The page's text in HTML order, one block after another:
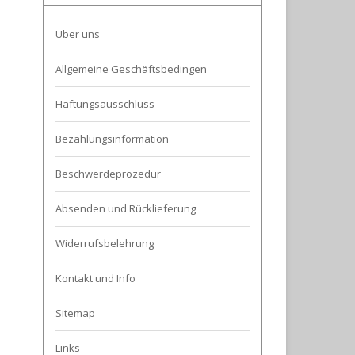
Über uns
Allgemeine Geschäftsbedingen
Haftungsausschluss
Bezahlungsinformation
Beschwerdeprozedur
Absenden und Rücklieferung
Widerrufsbelehrung
Kontakt und Info
Sitemap
Links